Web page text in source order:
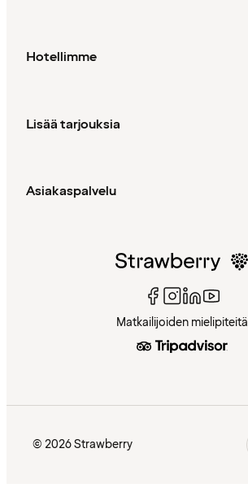
Hotellimme
Lisää tarjouksia
Asiakaspalvelu
Matkailijoiden mielipiteitä
© 2026 Strawberry